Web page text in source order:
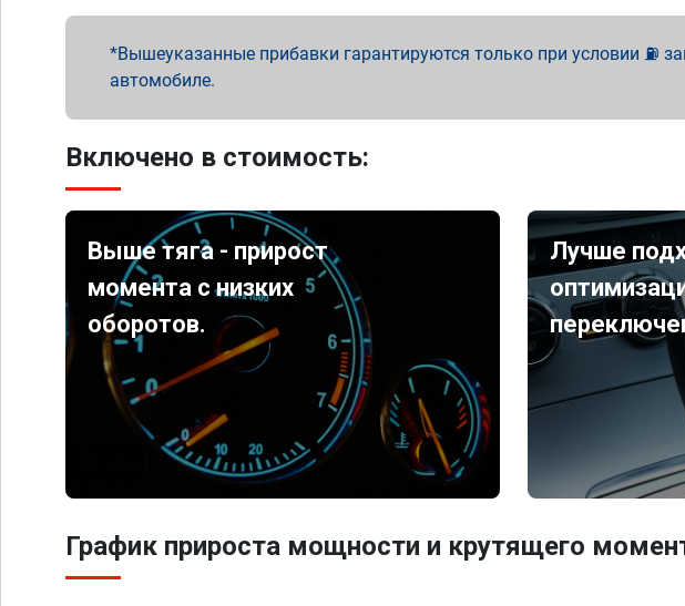
Вышеуказанные прибавки гарантируются только при условии ⛽
автомобиле.
Включено в стоимость:
Выше тяга - прирост
момента с низких
оборотов.
Лучше
График прироста мощности и крутящего